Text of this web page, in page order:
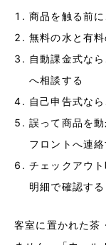
商品を触る前
無料の水と有
自動課金式な
へ相談する
自己申告式な
誤って商品を
フロントへ連
チェックアウ
明細で確認する
客室に置かれた茶